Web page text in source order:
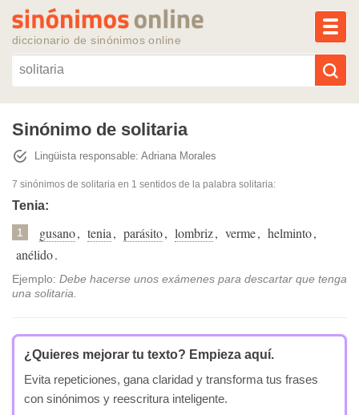
diccionario de sinónimos online
Reescribir texto con IA
Sinónimos populares
Temas recientes
Sinónimo de solitaria
Lingüista responsable: Adriana Morales
7 sinónimos de solitaria en 1 sentidos de la palabra solitaria:
Tenia:
1 gusano, tenia, parásito, lombriz, verme, helminto,
anélido.
Ejemplo: Debe hacerse unos exámenes para descartar que tenga
una solitaria.
¿Quieres mejorar tu texto? Empieza aquí.
Evita repeticiones, gana claridad y transforma tus frases
con sinónimos y reescritura inteligente.